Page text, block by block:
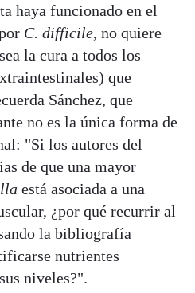
haya funcionado en el
C. difficile, no quiere
la cura a todos los
que
Sánchez, que
no es la única forma de
"Si los autores del
de que una mayor
está asociada a una
¿por qué recurrir al
la bibliografía
nutrientes
niveles?".